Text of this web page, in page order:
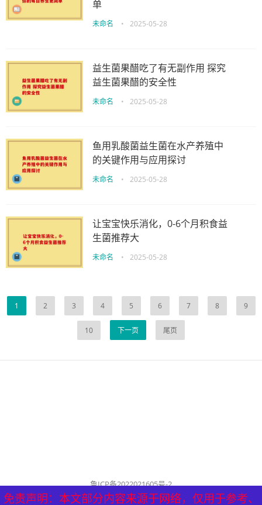
单
未命名 • 2025-05-28
益生菌果醋吃了有无副作用 探究
益生菌果醋的安全性
未命名 • 2025-05-28
鱼用乳酸菌益生菌在水产养殖中
的关键作用与应用探讨
未命名 • 2025-05-28
让宝宝快乐消化，0-6个月积食益
生菌推荐大
未命名 • 2025-05-28
1 2 3 4 5 6 7 8 9
10 下一页 尾页
鲁ICP备2022021605号-2
公司名称：历城泰山健康管理中心
免责声明：本文部分内容来源于网络，仅用于参考、